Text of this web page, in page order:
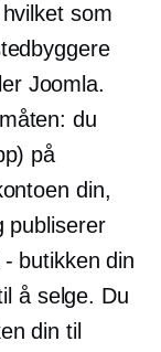
som
Joomla.
du
på
din,
publiserer
- butikken din
å selge. Du
din til